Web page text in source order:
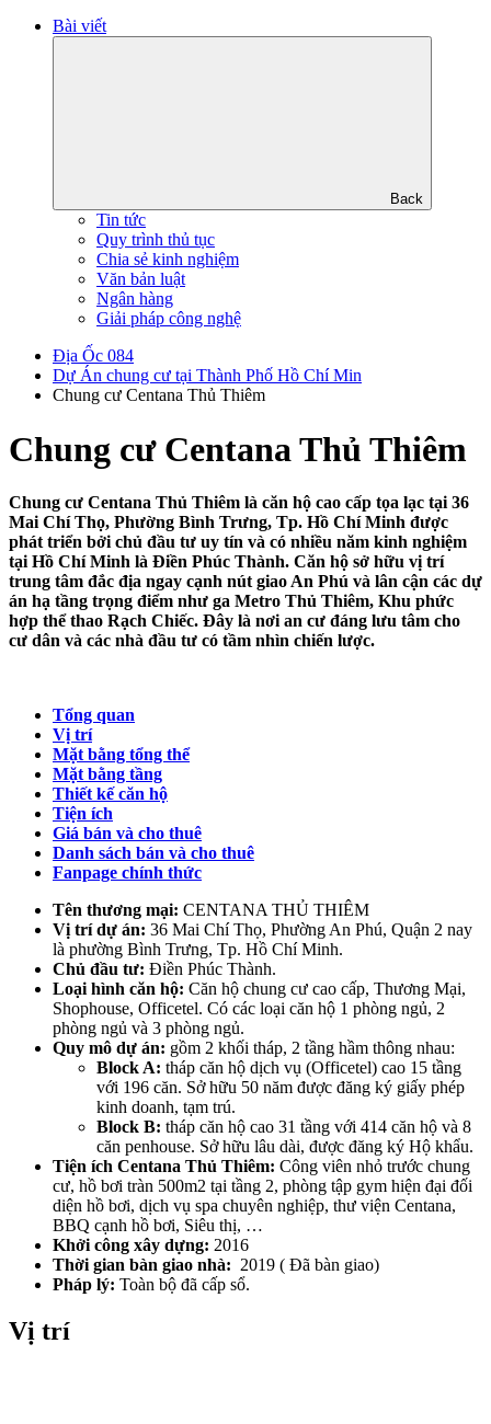
Bài viết
Back
Tin tức
Quy trình thủ tục
Chia sẻ kinh nghiệm
Văn bản luật
Ngân hàng
Giải pháp công nghệ
Địa Ốc 084
Dự Án chung cư tại Thành Phố Hồ Chí Min
Chung cư Centana Thủ Thiêm
Chung cư Centana Thủ Thiêm
Chung cư Centana Thủ Thiêm là căn hộ cao cấp tọa lạc tại 36
Mai Chí Thọ, Phường Bình Trưng, Tp. Hồ Chí Minh được
phát triển bởi chủ đầu tư uy tín và có nhiều năm kinh nghiệm
tại Hồ Chí Minh là Điền Phúc Thành. Căn hộ sở hữu vị trí
trung tâm đắc địa ngay cạnh nút giao An Phú và lân cận các dự
án hạ tầng trọng điểm như ga Metro Thủ Thiêm, Khu phức
hợp thể thao Rạch Chiếc. Đây là nơi an cư đáng lưu tâm cho
cư dân và các nhà đầu tư có tầm nhìn chiến lược.
Tổng quan
Vị trí
Mặt bằng tổng thể
Mặt bằng tầng
Thiết kế căn hộ
Tiện ích
Giá bán và cho thuê
Danh sách bán và cho thuê
Fanpage chính thức
Tên thương mại: CENTANA THỦ THIÊM
Vị trí dự án: 36 Mai Chí Thọ, Phường An Phú, Quận 2 nay
là phường Bình Trưng, Tp. Hồ Chí Minh.
Chủ đầu tư: Điền Phúc Thành.
Loại hình căn hộ: Căn hộ chung cư cao cấp, Thương Mại,
Shophouse, Officetel. Có các loại căn hộ 1 phòng ngủ, 2
phòng ngủ và 3 phòng ngủ.
Quy mô dự án: gồm 2 khối tháp, 2 tầng hầm thông nhau:
Block A: tháp căn hộ dịch vụ (Officetel) cao 15 tầng
với 196 căn. Sở hữu 50 năm được đăng ký giấy phép
kinh doanh, tạm trú.
Block B: tháp căn hộ cao 31 tầng với 414 căn hộ và 8
căn penhouse. Sở hữu lâu dài, được đăng ký Hộ khẩu.
Tiện ích Centana Thủ Thiêm: Công viên nhỏ trước chung
cư, hồ bơi tràn 500m2 tại tầng 2, phòng tập gym hiện đại đối
diện hồ bơi, dịch vụ spa chuyên nghiệp, thư viện Centana,
BBQ cạnh hồ bơi, Siêu thị, …
Khởi công xây dựng: 2016
Thời gian bàn giao nhà: 2019 ( Đã bàn giao)
Pháp lý: Toàn bộ đã cấp sổ.
Vị trí